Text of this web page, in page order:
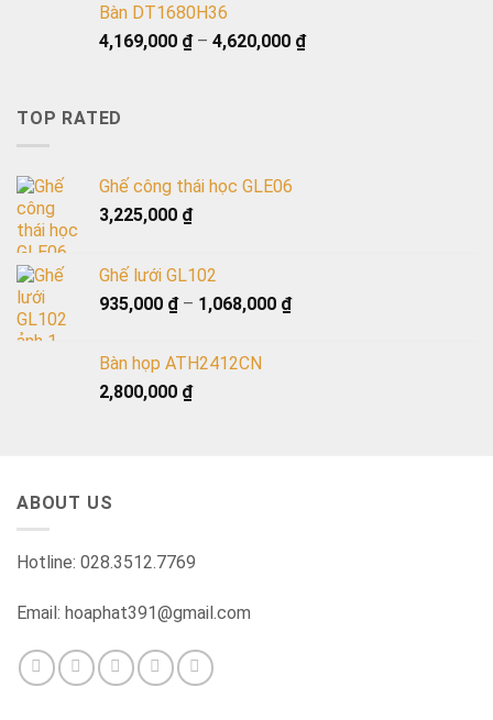
Bàn DT1680H36
4,169,000 ₫– 4,620,000 ₫
TOP RATED
Ghế công thái học GLE06
3,225,000 ₫
Ghế lưới GL102
935,000 ₫– 1,068,000 ₫
Bàn họp ATH2412CN
2,800,000 ₫
ABOUT US
Hotline: 028.3512.7769
Email: hoaphat391@gmail.com